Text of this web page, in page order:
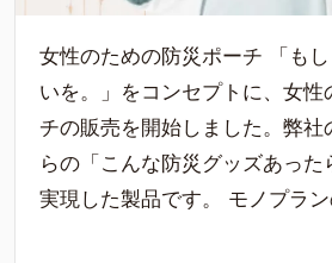
女性のための防災ポーチ 「も
いを。」をコンセプトに、女性
チの販売を開始しました。弊社
らの「こんな防災グッズあった
実現した製品です。 モノプラ